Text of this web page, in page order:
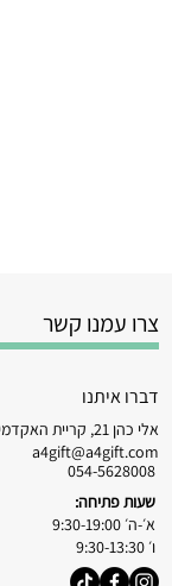
צרו עמנו קשר
דברו איתנו
אלי כהן 21, קריית האקדמיה, אשקלון
a4gift@a4gift.com
054-5628008
שעות פתיחה:
א׳-ה׳ 9:30-19:00
ו׳ 9:30-13:30